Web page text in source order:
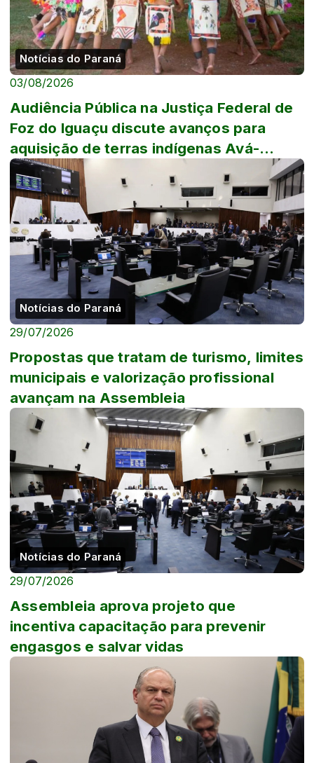
Notícias do Paraná
03/08/2026
Audiência Pública na Justiça Federal de
Foz do Iguaçu discute avanços para
aquisição de terras indígenas Avá-
Guarani
Notícias do Paraná
29/07/2026
Propostas que tratam de turismo, limites
municipais e valorização profissional
avançam na Assembleia
Notícias do Paraná
29/07/2026
Assembleia aprova projeto que
incentiva capacitação para prevenir
engasgos e salvar vidas